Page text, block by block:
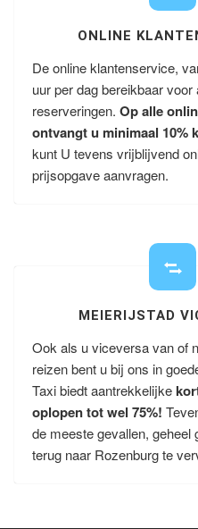
ONLINE
De online klantenservice,
uur per dag bereikbaar
reserveringen.Op alle
ontvangt u minimaal 10%
kunt U tevens vrijblijvend
prijsopgave aanvragen.
MEIERIJSTAD
Ook als u viceversa van of
reizen bent u bij ons in
Taxi biedt aantrekkelijke
oplopen tot wel 75%!
de meeste gevallen, geheel
terug naar Rozenburg te